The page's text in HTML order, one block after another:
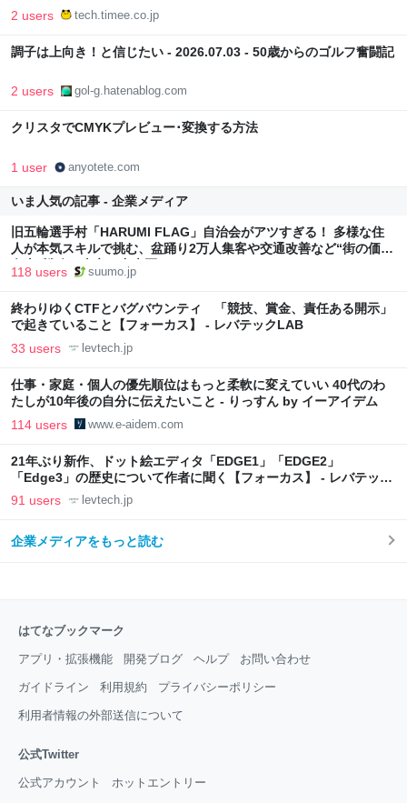
2 users tech.timee.co.jp
調子は上向き！と信じたい - 2026.07.03 - 50歳からのゴルフ奮闘記
2 users gol-g.hatenablog.com
クリスタでCMYKプレビュー･変換する方法
1 user anyotete.com
いま人気の記事 - 企業メディア
旧五輪選手村「HARUMI FLAG」自治会がアツすぎる！ 多様な住
人が本気スキルで挑む、盆踊り2万人集客や交通改善など“街の価値
向上”戦略 東京・中央区
118 users suumo.jp
終わりゆくCTFとバグバウンティ 「競技、賞金、責任ある開示」
で起きていること【フォーカス】 - レバテックLAB
33 users levtech.jp
仕事・家庭・個人の優先順位はもっと柔軟に変えていい 40代のわ
たしが10年後の自分に伝えたいこと - りっすん by イーアイデム
114 users www.e-aidem.com
21年ぶり新作、ドット絵エディタ「EDGE1」「EDGE2」
「Edge3」の歴史について作者に聞く【フォーカス】 - レバテック
LAB
91 users levtech.jp
企業メディアをもっと読む
はてなブックマーク
アプリ・拡張機能 開発ブログ ヘルプ お問い合わせ
ガイドライン 利用規約 プライバシーポリシー
利用者情報の外部送信について
公式Twitter
公式アカウント ホットエントリー